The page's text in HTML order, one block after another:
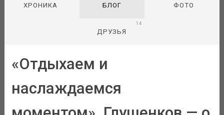
ХРОНИКА БЛОГ ФОТО
ДРУЗЬЯ
14
«Отдыхаем и
наслаждаемся